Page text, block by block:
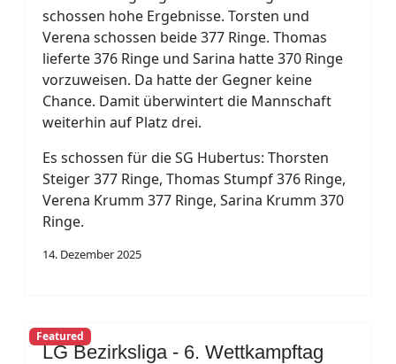
schossen hohe Ergebnisse. Torsten und
Verena schossen beide 377 Ringe. Thomas
lieferte 376 Ringe und Sarina hatte 370 Ringe
vorzuweisen. Da hatte der Gegner keine
Chance. Damit überwintert die Mannschaft
weiterhin auf Platz drei.
Es schossen für die SG Hubertus: Thorsten
Steiger 377 Ringe, Thomas Stumpf 376 Ringe,
Verena Krumm 377 Ringe, Sarina Krumm 370
Ringe.
14. Dezember 2025
Featured
LG Bezirksliga - 6. Wettkampftag